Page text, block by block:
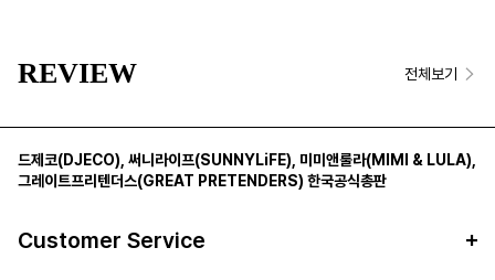
REVIEW 전체보기
드제코(DJECO) 써니라이프(SUNNYLiFE) 미미앤룰라(MIMI & LULA)
그레이트프리텐더스(GREAT PRETENDERS) 한국공식총판
Customer Service